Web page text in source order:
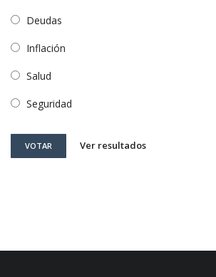
Deudas
Inflación
Salud
Seguridad
VOTAR Ver resultados